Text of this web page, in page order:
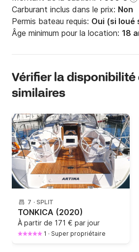
Carburant inclus dans le prix: Non
Permis bateau requis: Oui (si loué
Âge minimum pour la location: 18
Vérifier la disponibilité
similaires
7 · SPLIT
TONKICA (2020)
À partir de 171 € par jour
1 · Super propriétaire